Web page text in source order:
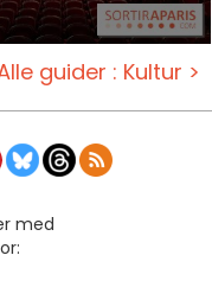
guider : Kultur >
med